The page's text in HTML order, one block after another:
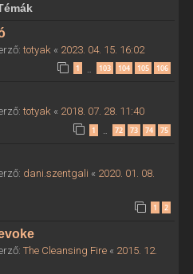
totyak « 2023. 04. 15. 16:02
1 103 104 105 106
totyak« 2018. 07. 28. 11:40
1 … 72 73 74 75
dani.szentgali « 2020. 01. 08.
1 2
The Cleansing Fire« 2015. 12.